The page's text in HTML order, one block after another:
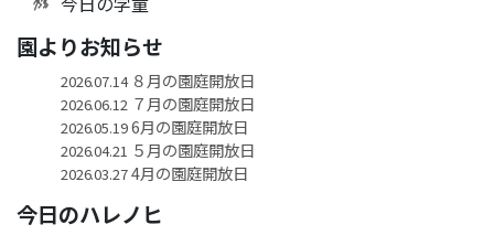
園よりお知らせ
2026.07.14８月の園庭開放日
2026.06.12７月の園庭開放日
2026.05.196月の園庭開放日
2026.04.21 ５月の園庭開放日
2026.03.274月の園庭開放日
今日のハレノヒ